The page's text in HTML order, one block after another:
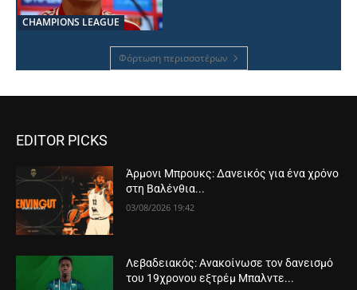
CHAMPIONS LEAGUE
Φόρτωση περισσοτέρων
EDITOR PICKS
Άρμονι Μπρουκς: Δανεικός για ένα χρόνο
στη Βαλένθια...
03/08/2026 19:42
Λεβαδειακός: Ανακοίνωσε τον δανεισμό
του 19χρονου εξτρέμ Μπαλντε...